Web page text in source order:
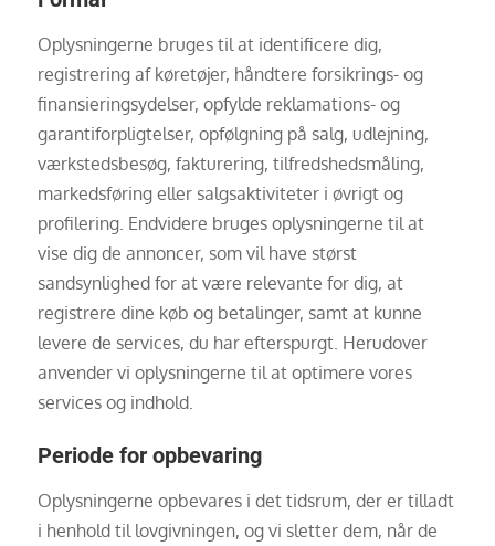
Oplysningerne bruges til at identificere dig,
registrering af køretøjer, håndtere forsikrings- og
finansieringsydelser, opfylde reklamations- og
garantiforpligtelser, opfølgning på salg, udlejning,
værkstedsbesøg, fakturering, tilfredshedsmåling,
markedsføring eller salgsaktiviteter i øvrigt og
profilering. Endvidere bruges oplysningerne til at
vise dig de annoncer, som vil have størst
sandsynlighed for at være relevante for dig, at
registrere dine køb og betalinger, samt at kunne
levere de services, du har efterspurgt. Herudover
anvender vi oplysningerne til at optimere vores
services og indhold.
Periode for opbevaring
Oplysningerne opbevares i det tidsrum, der er tilladt
i henhold til lovgivningen, og vi sletter dem, når de